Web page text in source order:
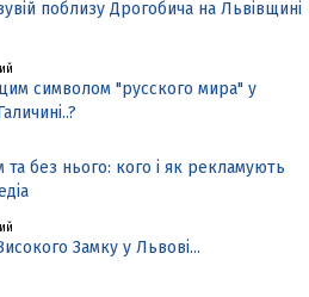
поблизу Дрогобича на Львівщині
символом "русского мира" у
та без нього: кого і як рекламують
Замку у Львові...